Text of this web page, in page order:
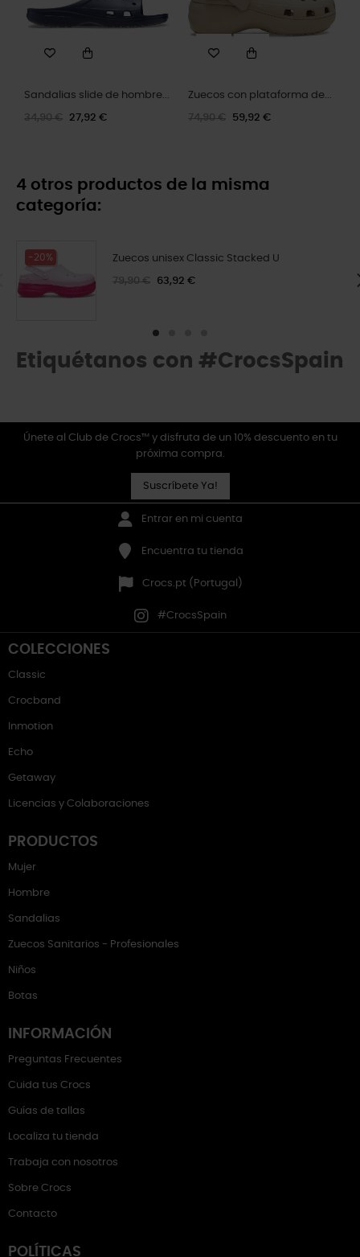
Sandalias slide de hombre...
34,90 € 27,92 €
Zuecos con plataforma de...
74,90 € 59,92 €
4 otros productos de la misma
categoría:
-20% Zuecos unisex Classic Stacked U
79,90 € 63,92 €
Etiquétanos con #CrocsSpain
Únete al Club de Crocs™ y disfruta de un 10% descuento en tu
próxima compra.
Suscríbete Ya!
Entrar en mi cuenta
Encuentra tu tienda
Crocs.pt (Portugal)
#CrocsSpain
COLECCIONES
Classic
Crocband
Inmotion
Echo
Getaway
Licencias y Colaboraciones
PRODUCTOS
Mujer
Hombre
Sandalias
Zuecos Sanitarios - Profesionales
Niños
Botas
INFORMACIÓN
Preguntas Frecuentes
Cuida tus Crocs
Guías de tallas
Localiza tu tienda
Trabaja con nosotros
Sobre Crocs
Contacto
POLÍTICAS